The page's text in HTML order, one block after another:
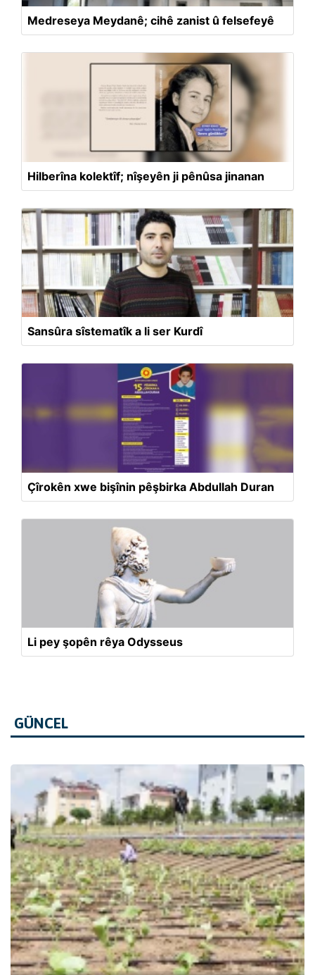
Medreseya Meydanê; cihê zanist û felsefeyê
Hilberîna kolektîf; nîşeyên ji pênûsa jinanan
Sansûra sîstematîk a li ser Kurdî
Çîrokên xwe bişînin pêşbirka Abdullah Duran
Li pey şopên rêya Odysseus
GÜNCEL